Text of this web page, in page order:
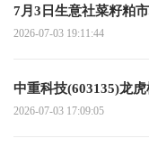
7月3日生意社菜籽粕
2026-07-03 19:11:44
中重科技(603135)龙
2026-07-03 17:09:05